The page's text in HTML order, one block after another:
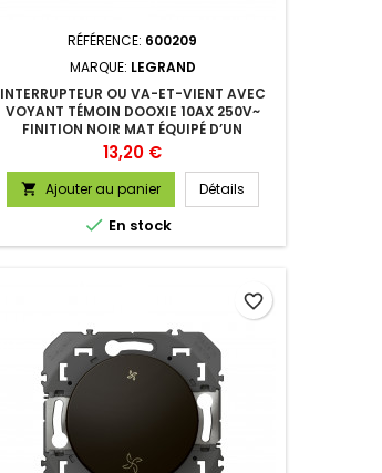
RÉFÉRENCE: 600209
MARQUE: LEGRAND
INTERRUPTEUR OU VA-ET-VIENT AVEC
VOYANT TÉMOIN DOOXIE 10AX 250V~
FINITION NOIR MAT ÉQUIPÉ D’UN
SUPPORT
Prix
13,20 €
 Ajouter au panier Détails
 En stock
favorite_border